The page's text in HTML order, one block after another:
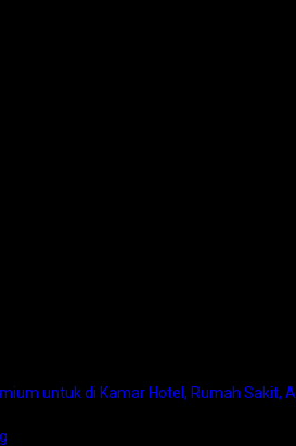
untuk di Kamar Hotel, Rumah Sakit,